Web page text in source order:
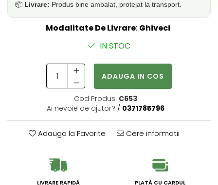
📦 Livrare: Produs bine ambalat, protejat la transport.
Modalitate De Livrare: Ghiveci
IN STOC
ADAUGA IN COS
Cod Produs: C653
Ai nevoie de ajutor? / 0371785796
Adauga la Favorite Cere informatii
LIVRARE RAPIDĂ PLATĂ CU CARDUL